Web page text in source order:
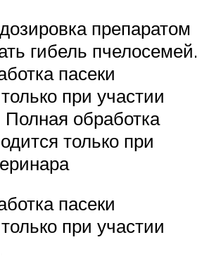
препаратом
гибель пчелосемей.
пасеки
при участии
Полная обработка
только при
пасеки
при участии